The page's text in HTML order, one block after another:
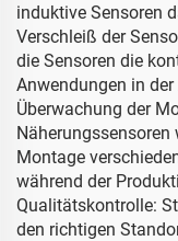
induktive Sensoren
Verschleiß der
die Sensoren die
Anwendungen in
Überwachung der
Näherungssensoren
Montage
während der
Qualitätskontrolle:
den richtigen